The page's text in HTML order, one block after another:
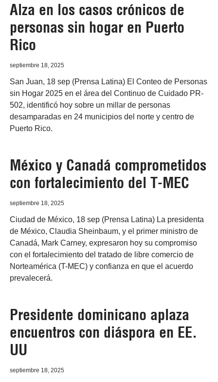
Alza en los casos crónicos de
personas sin hogar en Puerto
Rico
septiembre 18, 2025
San Juan, 18 sep (Prensa Latina) El Conteo de Personas
sin Hogar 2025 en el área del Continuo de Cuidado PR-
502, identificó hoy sobre un millar de personas
desamparadas en 24 municipios del norte y centro de
Puerto Rico.
México y Canadá comprometidos
con fortalecimiento del T-MEC
septiembre 18, 2025
Ciudad de México, 18 sep (Prensa Latina) La presidenta
de México, Claudia Sheinbaum, y el primer ministro de
Canadá, Mark Carney, expresaron hoy su compromiso
con el fortalecimiento del tratado de libre comercio de
Norteamérica (T-MEC) y confianza en que el acuerdo
prevalecerá.
Presidente dominicano aplaza
encuentros con diáspora en EE.
UU
septiembre 18, 2025